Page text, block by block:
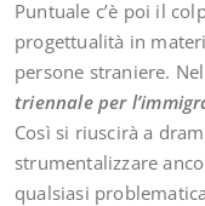
Puntuale c’è poi il
progettualità in
persone straniere.
triennale per
Così si riuscirà a
strumentalizzare
qualsiasi